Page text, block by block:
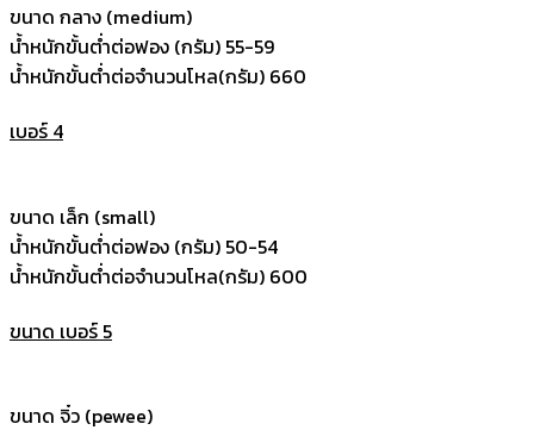
ขนาด กลาง (medium)
น้ำหนักขั้นต่ำต่อฟอง (กรัม) 55-59
น้ำหนักขั้นต่ำต่อจำนวนโหล(กรัม) 660
เบอร์ 4
ขนาด เล็ก (small)
น้ำหนักขั้นต่ำต่อฟอง (กรัม) 50-54
น้ำหนักขั้นต่ำต่อจำนวนโหล(กรัม) 600
ขนาด เบอร์ 5
ขนาด จิ๋ว (pewee)